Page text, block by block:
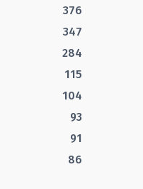
376
347
284
115
104
93
91
86